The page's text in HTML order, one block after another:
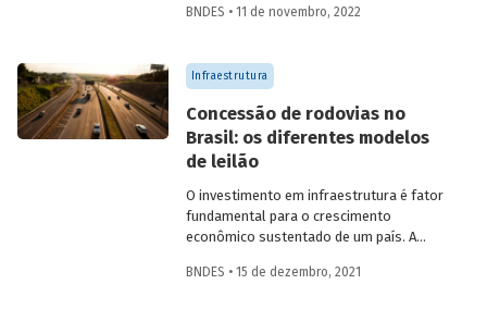
leasing de aeronaves no setor de
BNDES • 11 de novembro, 2022
Infraestrutura
Concessão de rodovias no
Brasil: os diferentes modelos
de leilão
O investimento em infraestrutura é fator
fundamental para o crescimento
econômico sustentado de um país. A
concessões rodoviárias começaram a ser
BNDES • 15 de dezembro, 2021